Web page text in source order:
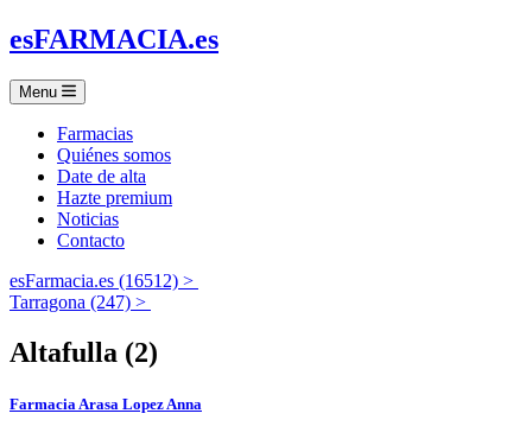
esFARMACIA.es
Menu
Farmacias
Quiénes somos
Date de alta
Hazte premium
Noticias
Contacto
esFarmacia.es (16512) >
Tarragona (247) >
Altafulla (2)
Farmacia Arasa Lopez Anna